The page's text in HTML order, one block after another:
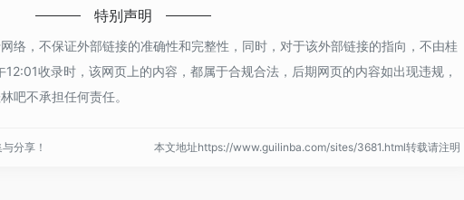
特别声明
络，不保证外部链接的准确性和完整性，同时，对于该外部链接的指向，不由桂
收录时，该网页上的内容，都属于合规合法，后期网页的内容如出现违规，
吧不承担任何责任。
分享！ 本文地址https://www.guilinba.com/sites/3681.html转载请注明